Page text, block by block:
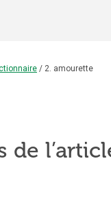
/ 2. amourette
de